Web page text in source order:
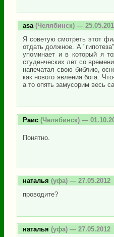
asa(Челябинск) —
Я советую смотреть этот
отдать должное. А
упоминает и в который я
студенческих лет со
напечатал свою библию,
как нового явления бога.
а то опять замусорим весь
Раис (Челябинск) —
Понятно.
наталья (уфа) — 27.05.2012
проводите?
наталья (уфа) — 27.05.2012